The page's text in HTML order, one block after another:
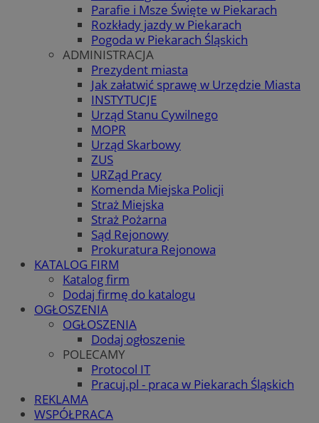
Parafie i Msze Święte w Piekarach
Rozkłady jazdy w Piekarach
Pogoda w Piekarach Śląskich
ADMINISTRACJA
Prezydent miasta
Jak załatwić sprawę w Urzędzie Miasta
INSTYTUCJE
Urząd Stanu Cywilnego
MOPR
Urząd Skarbowy
ZUS
URZąd Pracy
Komenda Miejska Policji
Straż Miejska
Straż Pożarna
Sąd Rejonowy
Prokuratura Rejonowa
KATALOG FIRM
Katalog firm
Dodaj firmę do katalogu
OGŁOSZENIA
OGŁOSZENIA
Dodaj ogłoszenie
POLECAMY
Protocol IT
Pracuj.pl - praca w Piekarach Śląskich
REKLAMA
WSPÓŁPRACA